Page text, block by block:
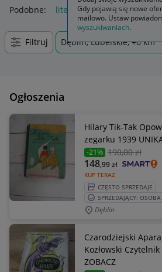
Podobne: literatura dziecięca
Filtruj Dęblin, Lubelskie, +0 km
Ogłoszenia
Hilary Tik-Tak
zegarku 1939
-21% 190,00 zł
KUP TERAZ
148,99zł
CZĘSTO SPRZEDAJE
SPRZEDAJĄCY:
Dęblin
Czarodziejski
Kozłowski
ZOBACZ
Gdy pojawią się nowe
mailowo. Ustaw
wyszukiwaniach.